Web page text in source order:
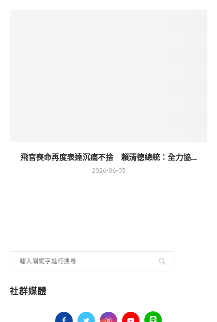
飛官喪命再度表達沉痛不捨 賴清德總統：全力協...
2026-06-03
社群媒體